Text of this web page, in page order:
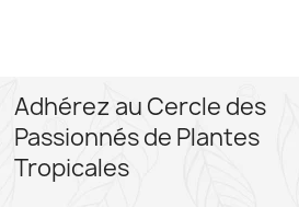
Adhérez au Cercle des
Passionnés de Plantes
Tropicales